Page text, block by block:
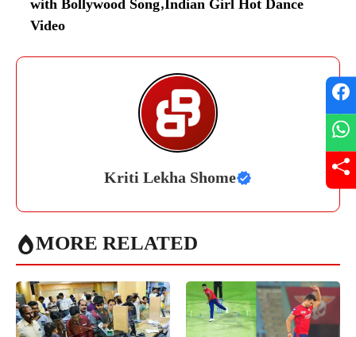
Video
Kriti Lekha Shome
MORE RELATED